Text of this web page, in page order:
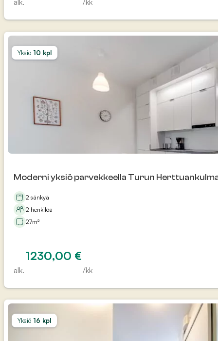
alk. /kk
Yksiö 10 kpl
Moderni yksiö parvekkeella Turun
2 sänkyä
2 henkilöä
27m²
alk.
1230,00 €
/kk
Yksiö 16 kpl